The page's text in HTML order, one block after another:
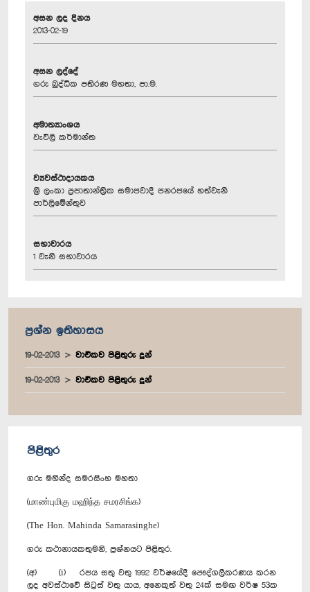
අසන ලද දිනය
2013-02-19
අසන ලද්දේ
ගරු බුද්ධික පතිරණ මහතා, පා.ම.
අමාත්‍යාංශය
වැවිලි කර්මාන්ත
ව්‍යවස්ථාදායකය
ශ්‍රී ලංකා ප්‍රජාතාන්ත්‍රික සමාජවාදී ජනරජයේ හත්වැනි
පාර්ලිමේන්තුව
සභාවාරය
1 වැනි සභාවාරය
ප්‍රශ්න ඉතිහාසය
19-02-2013 වාචිකව පිළිතුරු දුන්
19-02-2013 වාචිකව පිළිතුරු දුන්
පිළිතුර
ගරු මහින්ද සමරසිංහ මහතා
(மாண்புமிகு மஹிந்த சமரசிங்க)
(The Hon. Mahinda Samarasinghe)
ගරු කථානායකතුමනි, ප්‍රශ්නයට පිළිතුර.
(අ) (i) රජය සතු වතු 1992 වර්ෂයේදී පෞද්ගලීකරණය කරන
ලද අවස්ථාවේ සිට්‍රස් වතු යාය, අනෙකුත් වතු 24ක් සමඟ වර්ෂ 53ක